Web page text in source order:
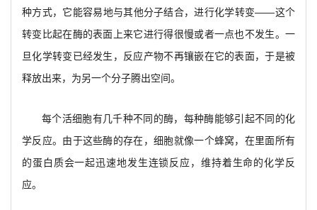
种方式，它能容易地与其他分子结合，进行化学转变——这个
转变比起在酶的表面上来它进行得很慢或者一点也不发生。一
旦化学转变已经发生，反应产物不再镶嵌在它的表面，于是被
释放出来，为另一个分子腾出空间。
每个活细胞有几千种不同的酶，每种酶能够引起不同的化
学反应。由于这些酶的存在，细胞就像一个蜂窝，在里面所有
的蛋白质会一起迅速地发生连锁反应，维持着生命的化学反
应。